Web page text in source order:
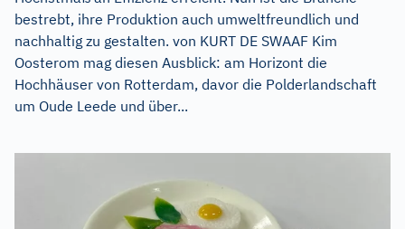
bestrebt, ihre Produktion auch umweltfreundlich und
nachhaltig zu gestalten. von KURT DE SWAAF Kim
Oosterom mag diesen Ausblick: am Horizont die
Hochhäuser von Rotterdam, davor die Polderlandschaft
um Oude Leede und über...